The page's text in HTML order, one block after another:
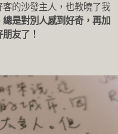
的沙發主人，也教曉了我
是對別人感到好奇，再加
友了！